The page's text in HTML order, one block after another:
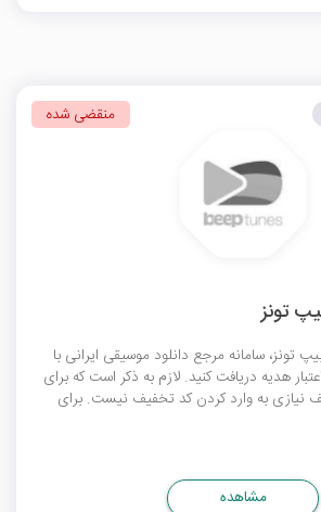
تونز، سامانه مرجع دانلود موسیقی ایرانی با
خرید هر اشتراک %20 اعتبار هدیه دریافت کنید. لازم به ذکر است که برای
نیازی به وارد کردن کد تخفیف نیست. برای
منقضی شده
مشاهده